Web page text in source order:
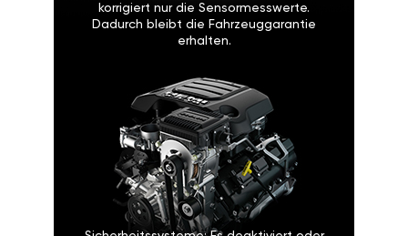
korrigiert nur die Sensormesswerte.
Dadurch bleibt die Fahrzeuggarantie
erhalten.